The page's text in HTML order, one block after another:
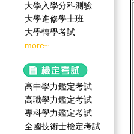
大學入學分科測驗
大學進修學士班
大學轉學考試
more~
高中學力鑑定考試
高職學力鑑定考試
專科學力鑑定考試
全國技術士檢定考試